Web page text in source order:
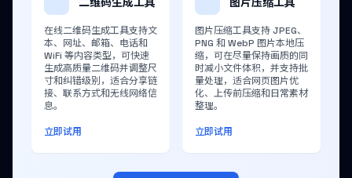
在线二维码生成工具支持文
本、网址、邮箱、电话和
WiFi 等内容类型，可快速
生成高质量二维码并调整尺
寸和纠错级别，适合分享链
接、联系方式和无线网络信
息。
立即试用
图片压缩工具支持 JPEG、
PNG 和 WebP 图片本地压
缩，可在尽量保持画质的同
时减小文件体积，并支持批
量处理，适合网页图片优
化、上传前压缩和日常素材
整理。
立即试用